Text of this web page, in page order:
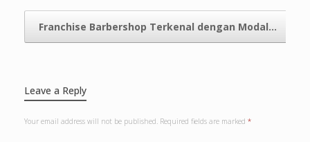
Franchise Barbershop Terkenal dengan Modal…
Leave a Reply
Your email address will not be published. Required fields are marked *